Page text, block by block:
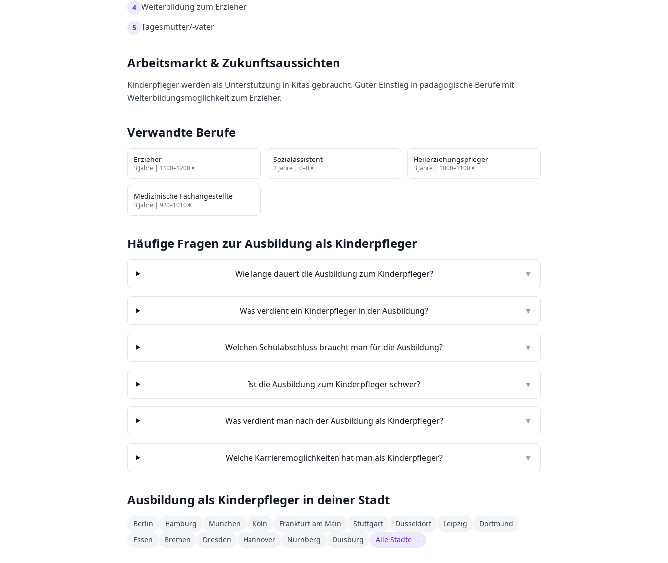
4 Weiterbildung zum Erzieher
5 Tagesmutter/-vater
Arbeitsmarkt & Zukunftsaussichten
Kinderpfleger werden als Unterstützung in Kitas gebraucht. Guter Einstieg in pädagogische Berufe mit
Weiterbildungsmöglichkeit zum Erzieher.
Verwandte Berufe
Erzieher
3 Jahre | 1100–1200€
Sozialassistent
2 Jahre |0–0€
Heilerziehungspfleger
3 Jahre | 1000–1100€
Medizinische Fachangestellte
3 Jahre | 920–1010€
Häufige Fragen zur Ausbildung als Kinderpfleger
Wie lange dauert die Ausbildung zum Kinderpfleger? ▼
Was verdient ein Kinderpfleger in der Ausbildung? ▼
Welchen Schulabschluss braucht man für die Ausbildung? ▼
Ist die Ausbildung zum Kinderpfleger schwer? ▼
Was verdient man nach der Ausbildung als Kinderpfleger? ▼
Welche Karrieremöglichkeiten hat man als Kinderpfleger? ▼
Ausbildung als Kinderpfleger in deiner Stadt
Berlin Hamburg München Köln Frankfurt am Main Stuttgart Düsseldorf Leipzig
Dortmund
Essen
Bremen Dresden Hannover Nürnberg Duisburg Alle Städte →